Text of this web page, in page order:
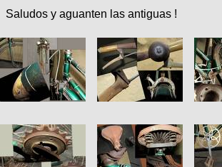
Saludos y aguanten las antiguas !